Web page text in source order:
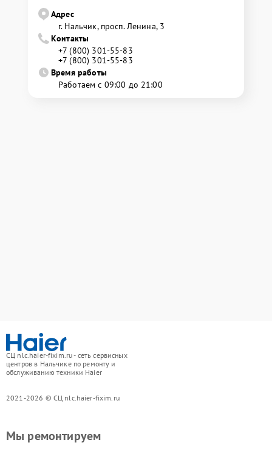
Адрес
г. Нальчик, просп. Ленина, 3
Контакты
+7 (800) 301-55-83
+7 (800) 301-55-83
Время работы
Работаем с 09:00 до 21:00
СЦ nlc.haier-fixim.ru - сеть сервисных
центров в Нальчике по ремонту и
обслуживанию техники Haier
2021-2026 © СЦ nlc.haier-fixim.ru
Мы ремонтируем